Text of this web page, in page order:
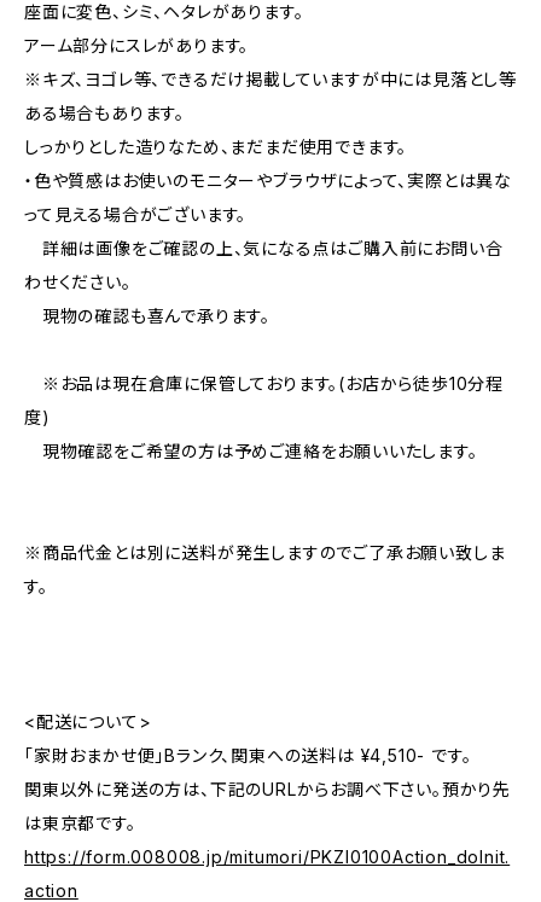
座面に変色、シミ、ヘタレがあります。
アーム部分にスレがあります。
※キズ、ヨゴレ等、できるだけ掲載していますが中には見落とし等
ある場合もあります。
しっかりとした造りなため、まだまだ使用できます。
・色や質感はお使いのモニターやブラウザによって、実際とは異な
って見える場合がございます。
詳細は画像をご確認の上、気になる点はご購入前にお問い合
わせください。
現物の確認も喜んで承ります。
※お品は現在倉庫に保管しております。(お店から徒歩10分程
度)
現物確認をご希望の方は予めご連絡をお願いいたします。
※商品代金とは別に送料が発生しますのでご了承お願い致しま
す。
<配送について>
「家財おまかせ便」Bランク、関東への送料は ¥4,510- です。
関東以外に発送の方は、下記のURLからお調べ下さい。預かり先
は東京都です。
https://form.008008.jp/mitumori/PKZI0100Action_doInit.
action